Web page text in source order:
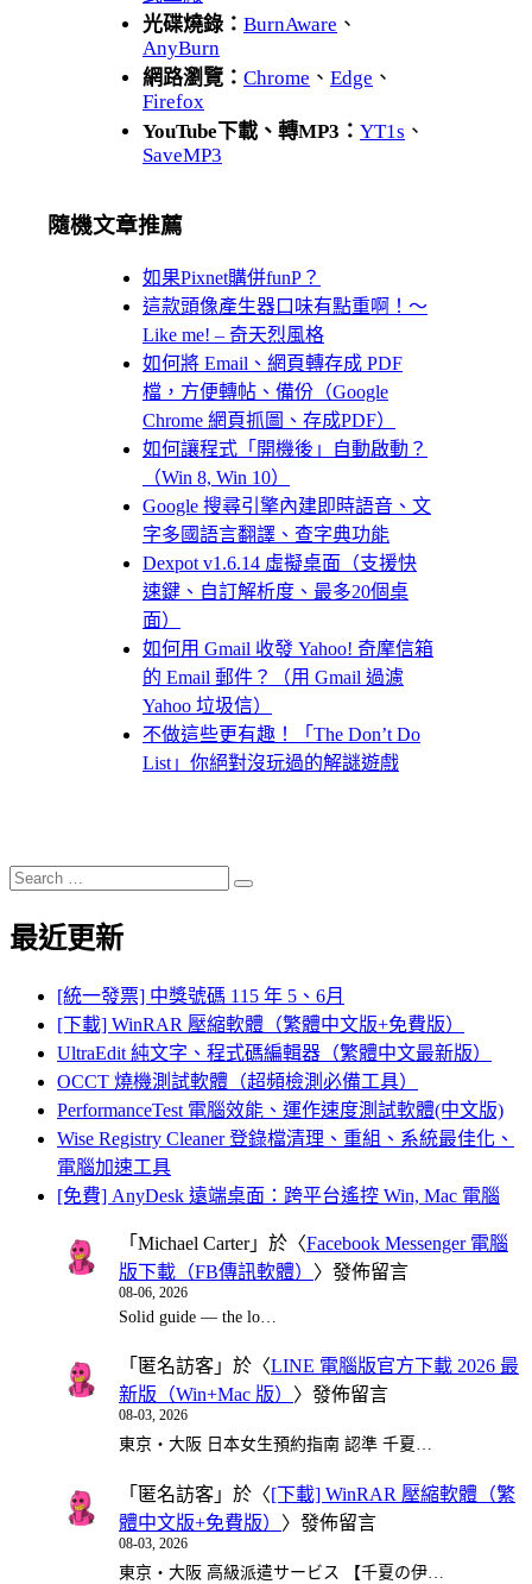
光碟燒錄： BurnAware 、
AnyBurn
網路瀏覽： Chrome 、 Edge 、
Firefox
YouTube下載、轉MP3： YT1s 、
SaveMP3
隨機文章推薦
如果Pixnet購併funP？
這款頭像產生器口味有點重啊！～
Like me! – 奇天烈風格
如何將 Email、網頁轉存成 PDF
檔，方便轉帖、備份（Google
Chrome 網頁抓圖、存成PDF）
如何讓程式「開機後」自動啟動？
（Win 8, Win 10）
Google 搜尋引擎內建即時語音、文
字多國語言翻譯、查字典功能
Dexpot v1.6.14 虛擬桌面（支援快
速鍵、自訂解析度、最多20個桌
面）
如何用 Gmail 收發 Yahoo! 奇摩信箱
的 Email 郵件？（用 Gmail 過濾
Yahoo 垃圾信）
不做這些更有趣！「The Don’t Do
List」你絕對沒玩過的解謎遊戲
Search
for:
Search
最近更新
[統一發票] 中獎號碼 115 年 5、6月
[下載] WinRAR 壓縮軟體（繁體中文版+免費版）
UltraEdit 純文字、程式碼編輯器（繁體中文最新版）
OCCT 燒機測試軟體（超頻檢測必備工具）
PerformanceTest 電腦效能、運作速度測試軟體(中文版)
Wise Registry Cleaner 登錄檔清理、重組、系統最佳化、
電腦加速工具
[免費] AnyDesk 遠端桌面：跨平台遙控 Win, Mac 電腦
「 Michael Carter」於〈Facebook Messenger 電腦
版下載（FB傳訊軟體） 〉發佈留言
08-06, 2026
Solid guide — the lo…
「 匿名訪客 」於〈LINE 電腦版官方下載 2026 最
新版（Win+Mac 版） 〉發佈留言
08-03, 2026
東京・大阪 日本女生預約指南 認準 千夏…
「 匿名訪客 」於〈[下載] WinRAR 壓縮軟體（繁
體中文版+免費版） 〉發佈留言
08-03, 2026
東京・大阪 高級派遣サービス 【千夏の伊…